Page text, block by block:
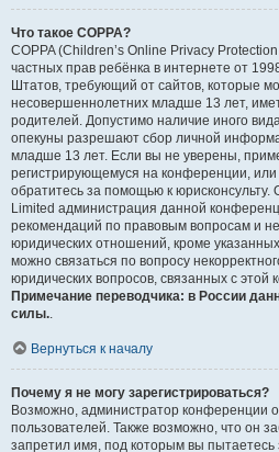
Что такое COPPA?
COPPA (Children’s Online Privacy
частных прав ребёнка в интернете от
Штатов, требующий от сайтов, которые
несовершеннолетних младше 13 лет,
родителей. Допустимо наличие иного
опекуны разрешают сбор личной
младше 13 лет. Если вы не уверены,
регистрирующемуся на конференции,
обратитесь за помощью к
Limited администрация данной
рекомендаций по правовым вопросам и
юридических отношений, кроме
можно связаться по вопросу
юридических вопросов, связанных с этой
Примечание переводчика: в России
силы..
Вернуться к началу
Почему я не могу зарегистрироваться?
Возможно, администратор конференции
пользователей. Также возможно, что он
запретил имя, под которым вы пытаетесь